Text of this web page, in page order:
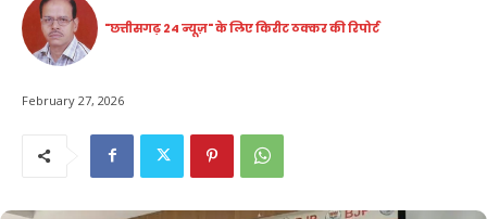
"छत्तीसगढ़ 24 न्यूज़" के लिए किरीट ठक्कर की रिपोर्ट
February 27, 2026